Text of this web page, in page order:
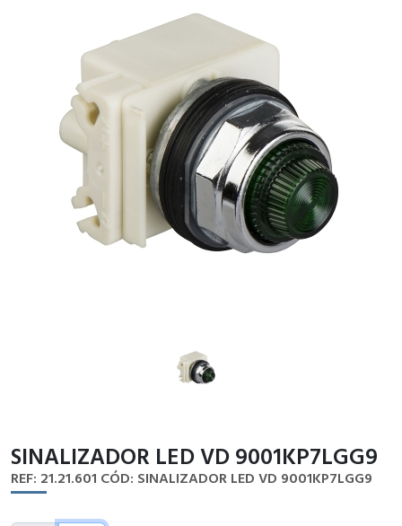
SINALIZADOR LED VD 9001KP7LGG9
REF: 21.21.601 CÓD: SINALIZADOR LED VD 9001KP7LGG9